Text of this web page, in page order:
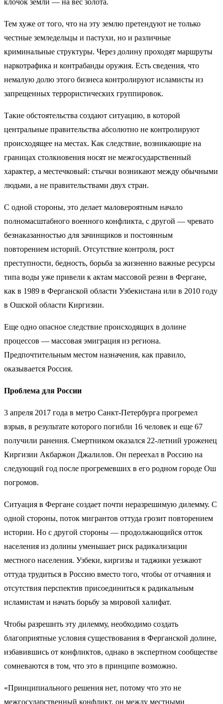
клочок земли — на вес золота.
Тем хуже от того, что на эту землю претендуют не только
честные земледельцы и пастухи, но и различные
криминальные структуры. Через долину проходят маршруты
наркотрафика и контрабанды оружия. Есть сведения, что
немалую долю этого бизнеса контролируют исламисты из
запрещенных террористических группировок.
Такие обстоятельства создают ситуацию, в которой
центральные правительства абсолютно не контролируют
происходящее на местах. Как следствие, возникающие на
границах столкновения носят не межгосударственный
характер, а местечковый: стычки возникают между обычными
людьми, а не правительствами двух стран.
С одной стороны, это делает маловероятным начало
полномасштабного военного конфликта, с другой — чревато
безнаказанностью для зачинщиков и постоянным
повторением историй. Отсутствие контроля, рост
преступности, бедность, борьба за жизненно важные ресурсы
типа воды уже привели к актам массовой резни в Фергане,
как в 1989 в Ферганской области Узбекистана или в 2010 году
в Ошской области Киргизии.
Еще одно опасное следствие происходящих в долине
процессов — массовая эмиграция из региона.
Предпочтительным местом назначения, как правило,
оказывается Россия.
Проблема для России
3 апреля 2017 года в метро Санкт-Петербурга прогремел
взрыв, в результате которого погибли 16 человек и еще 67
получили ранения. Смертником оказался 22-летний уроженец
Киргизии Акбаржон Джалилов. Он переехал в Россию на
следующий год после прогремевших в его родном городе Ош
погромов.
Ситуация в Фергане создает почти неразрешимую дилемму. С
одной стороны, поток мигрантов оттуда грозит повторением
истории. Но с другой стороны — продолжающийся отток
населения из долины уменьшает риск радикализации
местного населения. Узбеки, киргизы и таджики уезжают
оттуда трудиться в Россию вместо того, чтобы от отчаяния и
отсутствия перспектив присоединиться к радикальным
исламистам и начать борьбу за мировой халифат.
Чтобы разрешить эту дилемму, необходимо создать
благоприятные условия существования в Ферганской долине,
избавившись от конфликтов, однако в экспертном сообществе
сомневаются в том, что это в принципе возможно.
«Принципиального решения нет, потому что это не
межгосударственный конфликт, он между местными